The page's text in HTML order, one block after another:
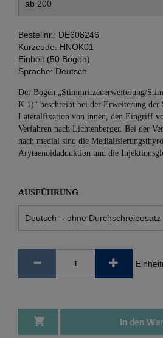
ab 200
Bestellnr.: DE608246
Kurzcode: HNOK01
Einheit (50 Bögen)
Sprache: Deutsch
Der Bogen „Stimmritzenerweiterung/
K 1)“ beschreibt bei der Erweiterung
Lateralfixation von innen, den Eingriff
Verfahren nach Lichtenberger. Bei der
nach medial sind die
Arytaenoidadduktion und die
AUSFÜHRUNG
In den